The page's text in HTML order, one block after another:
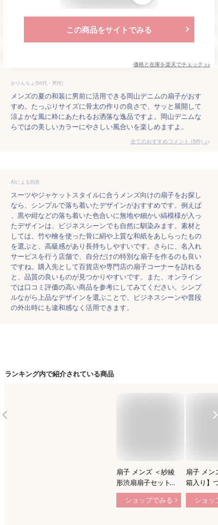
この商品をサイトでみる
価格と在庫を楽天でチェック >>
かりんちょ(50代・男性)
メンズの夏の和装に男前に活用できる岡山デニムの扇子がおす
すめ。たっぷりサイズに骨太の作りの良さで、サッと展開して
涼よかな風に粋にあたれるお洒落な逸品ですよ。岡山デニムな
らではの美しいカラーにやさしい風合いを楽しめますよ。
全てのおすすめコメント (5件) >
AIによる回答
スーツやジャケットスタイルに合うメンズ向けの扇子をお探し
なら、シンプルで落ち着いたデザインがおすすめです。例えば
、黒や紺などの落ち着いた色合いに無地や細かい縞模様が入っ
たデザインは、ビジネスシーンでも自然に馴染みます。素材と
しては、竹や檜を使った骨に絹や上質な和紙をあしらったもの
を選ぶと、高級感があり長持ちしやすいです。さらに、名入れ
サービスを行う店舗で、自分だけの特別な扇子を作るのも良い
ですね。購入先として百貨店や専門店の扇子コーナーを訪れる
と、品質の良いものが見つかりやすいです。また、オンライン
では口コミ評価の高い商品を参考にしてみてください。シンプ
ルながら上品なデザインを選ぶことで、ビジネスシーンや普段
の外出時にも違和感なく活用できます。
ランキング内で紹介されている商品
扇子 メンズ ＜紗綾
形渋扇扇子セット＞
袋ケース付き 京扇子
日本製 男性 紳士 父
ショップでみる
扇子 メン
箱入り】
り扇子セ
ース付き
ショッ